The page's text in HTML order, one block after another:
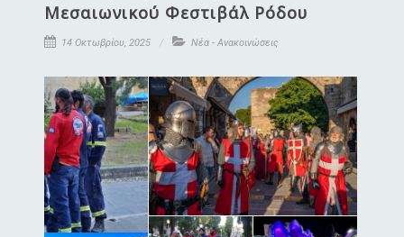
Μεσαιωνικού Φεστιβάλ Ρόδου
14 Οκτωβρίου, 2025 Νέα - Ανακοινώσεις